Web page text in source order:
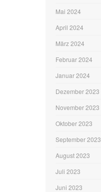
Mai 2024
April 2024
März 2024
Februar 2024
Januar 2024
Dezember 2023
November 2023
Oktober 2023
September 2023
August 2023
Juli 2023
Juni 2023